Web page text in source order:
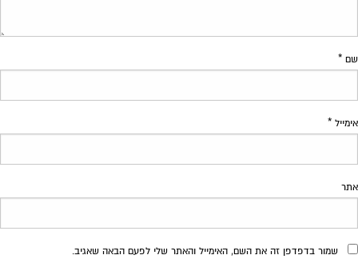
שם *
אימייל *
אתר
שמור בדפדפן זה את השם, האימייל והאתר שלי לפעם הבאה שאגיב.